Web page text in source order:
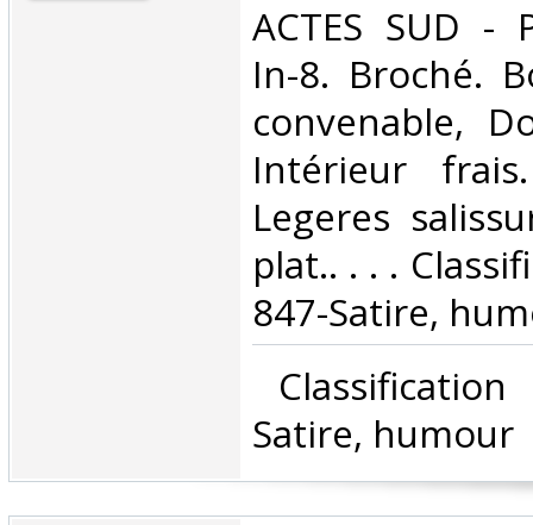
‎ACTES SUD -
In-8. Broché.
convenable,
Intérieur
Legeres
plat.. . . .
847-Satire,
Satire, humour‎